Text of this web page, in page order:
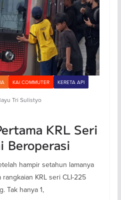
KAI COMMUTER KERETA API
Tri Sulistyo
KRL Seri
Beroperasi
hampir setahun lamanya
KRL seri CLI-225
Tak hanya 1,